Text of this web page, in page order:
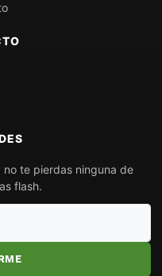
te pierdas ninguna de
flash.